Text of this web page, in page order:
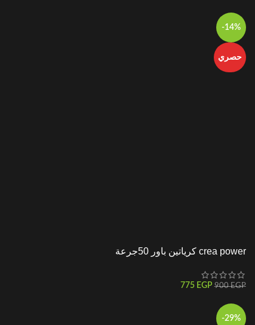
-14%
حصري
crea power كرياتين باور 50جرعة
900EGP
775 EGP
-29%